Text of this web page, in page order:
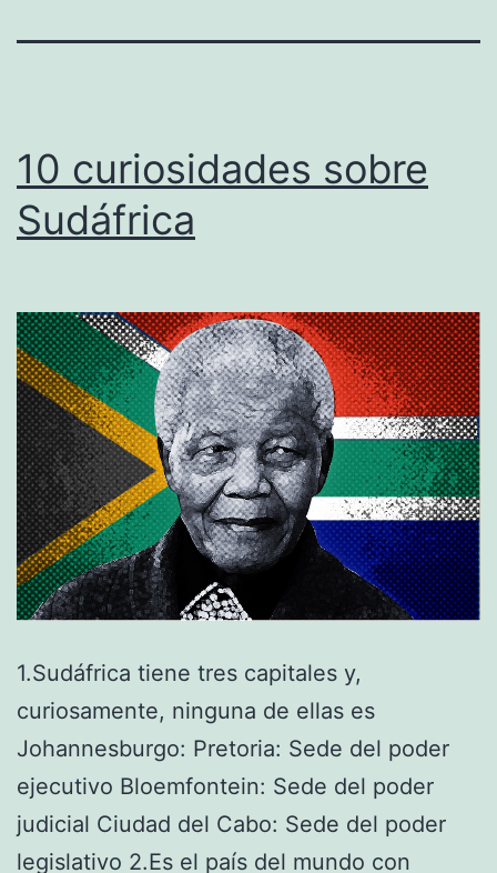
10 curiosidades sobre
Sudáfrica
1.Sudáfrica tiene tres capitales y,
curiosamente, ninguna de ellas es
Johannesburgo: Pretoria: Sede del poder
ejecutivo Bloemfontein: Sede del poder
judicial Ciudad del Cabo: Sede del poder
legislativo 2.Es el país del mundo con